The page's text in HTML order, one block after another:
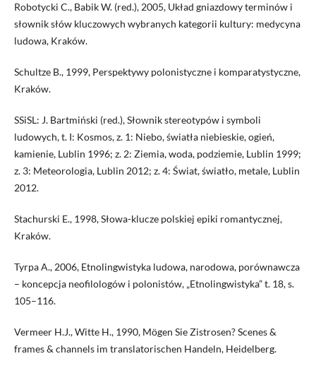
Robotycki C., Babik W. (red.), 2005, Układ gniazdowy terminów i
słownik słów kluczowych wybranych kategorii kultury: medycyna
ludowa, Kraków.
Schultze B., 1999, Perspektywy polonistyczne i komparatystyczne,
Kraków.
SSiSL: J. Bartmiński (red.), Słownik stereotypów i symboli
ludowych, t. I: Kosmos, z. 1: Niebo, światła niebieskie, ogień,
kamienie, Lublin 1996; z. 2: Ziemia, woda, podziemie, Lublin 1999;
z. 3: Meteorologia, Lublin 2012; z. 4: Świat, światło, metale, Lublin
2012.
Stachurski E., 1998, Słowa-klucze polskiej epiki romantycznej,
Kraków.
Tyrpa A., 2006, Etnolingwistyka ludowa, narodowa, porównawcza
– koncepcja neofilologów i polonistów, „Etnolingwistyka” t. 18, s.
105–116.
Vermeer H.J., Witte H., 1990, Mӧgen Sie Zistrosen? Scenes &
frames & channels im translatorischen Handeln, Heidelberg.